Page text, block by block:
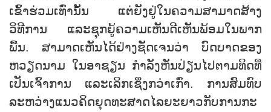
ເຂົ້າຮ່ວມເທົ່ານັ້ນ ແຕ່ຍັງຢູ່ໃນຄວາມສາມາດສ້າງ
ວິທີການ ແລະຊຸກຍູ້ຄວາມເຫັນດີເຫັນພ້ອມໃນພາກ
ພື້ນ. ສາມາດເຫັນໄດ້ຢ່າງຊັດເຈນວ່າ ບົດບາດຂອງ
ຫວຽດນາມ ໃນອາຊຽນ ກຳລັງຫັນປ່ຽນໄປຕາມທິດທີ່
ເປັນເຈົ້າການ ແລະເລິກເຊິ່ງກວ່າເກົ່າ. ການສົມທົບ
ລະຫວ່າງແນວຄິດຍຸດທະສາດໄລຍະຍາວກັບການກະ